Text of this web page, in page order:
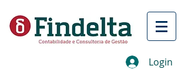
Login